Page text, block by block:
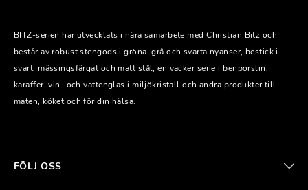
BITZ-serien har utvecklats i nära samarbete med Christian Bitz och
består av robust stengods i gröna, grå och svarta nyanser, bestick i
svart, mässingsfärgat och matt stål, en vacker serie i benporslin,
karaffer, vin- och vattenglas i miljökristall och andra produkter till
maten, köket och för din hälsa.
FÖLJ OSS